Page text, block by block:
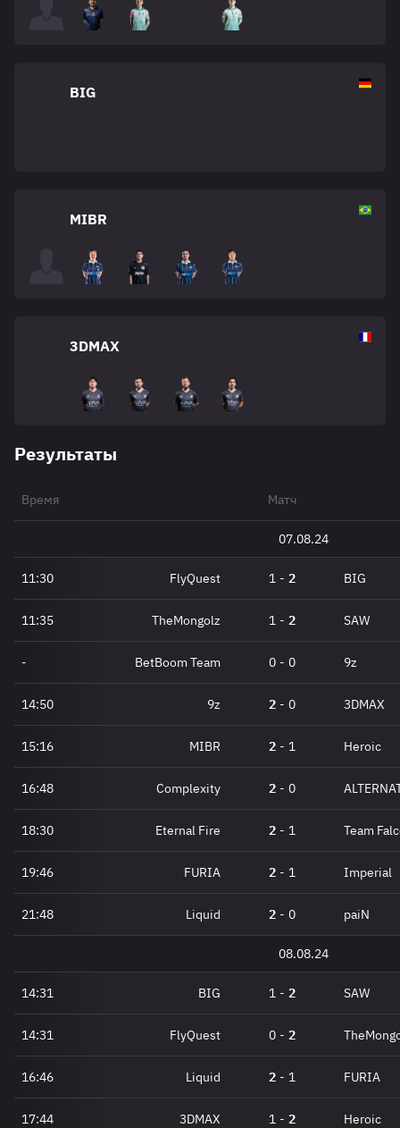
BIG
MIBR
3DMAX
Результаты
Время Матч
07.08.24
11:30 FlyQuest 1 - 2 BIG
11:35 TheMongolz 1 - 2 SAW
- BetBoom Team 0 - 0 9z
14:50 9z 2 - 0 3DMAX
15:16 MIBR 2 - 1 Heroic
16:48 Complexity 2 - 0
18:30 Eternal Fire 2 - 1 Team
19:46 FURIA 2 - 1 Imperial
21:48 Liquid 2 - 0 paiN
08.08.24
14:31 BIG 1 - 2 SAW
14:31 FlyQuest 0 - 2
16:46 Liquid 2 - 1 FURIA
17:44 3DMAX 1 - 2 Heroic